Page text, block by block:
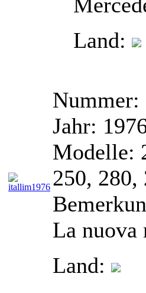
Land:
Nummer:
Jahr:
Modelle:
250, 280,
La nuova
Land: